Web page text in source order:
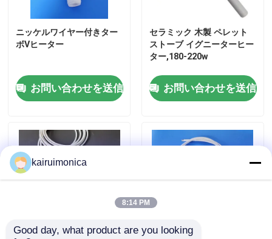
ニッケルワイヤー付きター
ボVヒーター
お問い合わせを送信
セラミック 木製 ペレット
ストーブ イグニーターヒー
ター,180-220w
お問い合わせを送信
kairuimonica
8:14 PM
Good day, what product are you looking